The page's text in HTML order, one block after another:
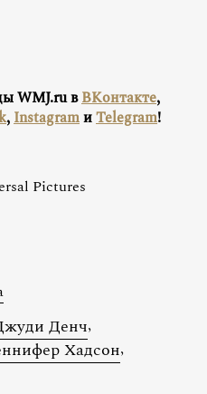
WMJ.ru вВКонтакте,
,InstagramиTelegram!
Pictures
Денч,
Хадсон,